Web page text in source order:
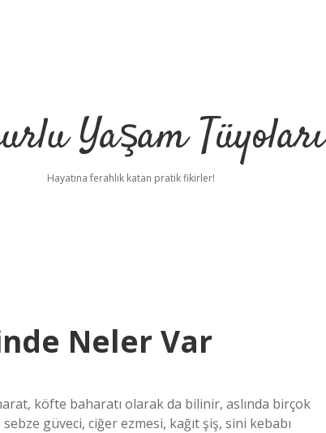
Yaşam Tüyoları
Hayatına ferahlık katan pratik fikirler!
Neler Var
köfte baharatı olarak da bilinir, aslında birçok
güveci, ciğer ezmesi, kağıt şiş, sini kebabı